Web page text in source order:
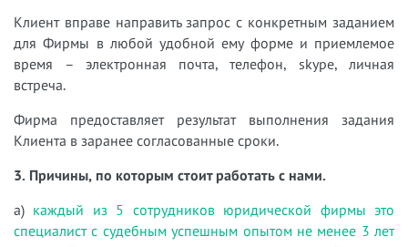
Клиент вправе направить запрос с конкретным заданием
для Фирмы в любой удобной ему форме и приемлемое
время – электронная почта, телефон, skype, личная
встреча.
Фирма предоставляет результат выполнения задания
Клиента в заранее согласованные сроки.
3. Причины, по которым стоит работать с нами.
а) каждый из 5 сотрудников юридической фирмы это
специалист с судебным успешным опытом не менее 3 лет